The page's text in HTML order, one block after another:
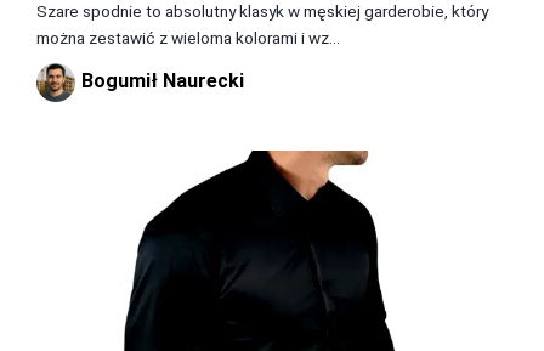
Szare spodnie to absolutny klasyk w męskiej garderobie, który
można zestawić z wieloma kolorami i wz...
Bogumił Naurecki